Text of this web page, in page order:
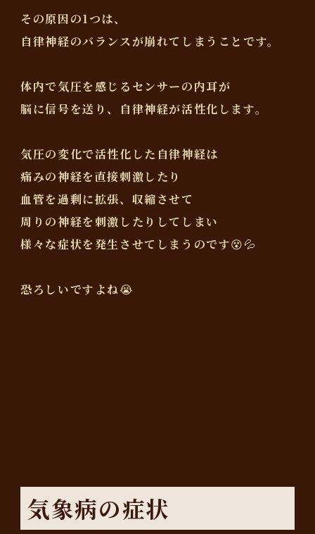
その原因の1つは、
自律神経のバランスが崩れてしまうことです。
体内で気圧を感じるセンサーの内耳が
脳に信号を送り、自律神経が活性化します。
気圧の変化で活性化した自律神経は
痛みの神経を直接刺激したり
血管を過剰に拡張、収縮させて
周りの神経を刺激したりしてしまい
様々な症状を発生させてしまうのです😵💦
恐ろしいですよね😭
気象病の症状